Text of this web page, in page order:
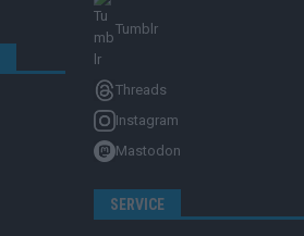
Tumblr
Threads
Instagram
Mastodon
SERVICE